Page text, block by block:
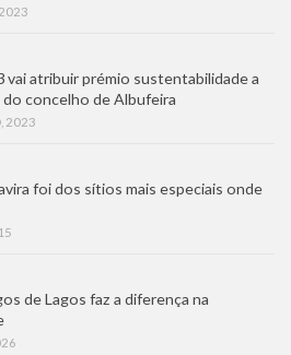
vai atribuir prémio sustentabilidade a
concelho de Albufeira
2023
foi dos sítios mais especiais onde
de Lagos faz a diferença na